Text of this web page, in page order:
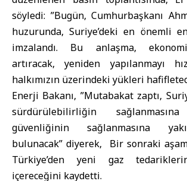
söyledi: ”Bugün, Cumhurbaşkanı
huzurunda, Suriye’deki en önemli
imzalandı. Bu anlaşma,
artıracak, yeniden yapılanmayı
halkımızın üzerindeki yükleri
Enerji Bakanı, ”Mutabakat zaptı,
sürdürülebilirliğin
güvenliğinin sağlanmasına
bulunacak” diyerek, Bir sonraki
Türkiye’den yeni gaz
içereceğini kaydetti.